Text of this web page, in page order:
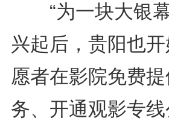
“为一块大银幕
兴起后，贵阳也
愿者在影院免费
务、开通观影专